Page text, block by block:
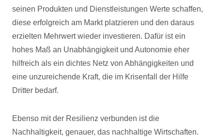
seinen Produkten und Dienstleistungen Werte schaffen,
diese erfolgreich am Markt platzieren und den daraus
erzielten Mehrwert wieder investieren. Dafür ist ein
hohes Maß an Unabhängigkeit und Autonomie eher
hilfreich als ein dichtes Netz von Abhängigkeiten und
eine unzureichende Kraft, die im Krisenfall der Hilfe
Dritter bedarf.
Ebenso mit der Resilienz verbunden ist die
Nachhaltigkeit, genauer, das nachhaltige Wirtschaften.